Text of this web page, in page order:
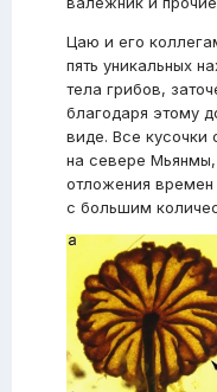
Цаю и его
пять уникальных
тела грибов,
благодаря этому
виде. Все
на севере Мьянмы,
отложения
с большим